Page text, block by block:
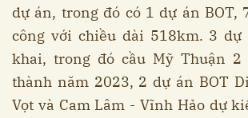
dự án, trong đó có 1 dự án BOT,
công với chiều dài 518km. 3
khai, trong đó cầu Mỹ Thuận
thành năm 2023, 2 dự án BOT
Vọt và Cam Lâm - Vĩnh Hảo dự